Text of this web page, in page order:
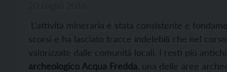
L’attività mineraria è stata consistente e
scorsi e ha lasciato tracce indelebili che nel
valorizzate dalle comunità locali. I resti più
archeologico Acqua Fredda , una delle aree